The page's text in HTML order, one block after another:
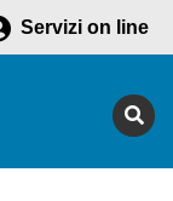
Servizi on line